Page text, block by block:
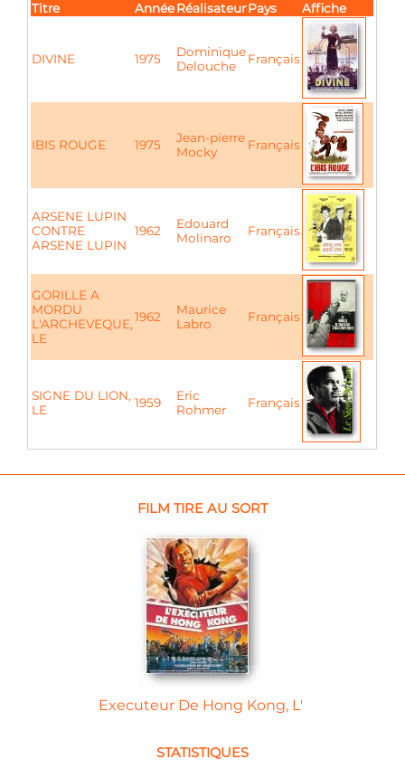
Titre AnnéeRéalisateurPays Affiche
DIVINE 1975
Dominique
Delouche
Français
IBIS ROUGE 1975
Jean-pierre
Mocky
Français
ARSENE LUPIN
CONTRE
ARSENE LUPIN
1962
Edouard
Molinaro
Français
GORILLE A
MORDU
L'ARCHEVEQUE,
LE
1962
Maurice
Labro
Français
SIGNE DU LION,
LE
1959
Eric
Rohmer
Français
FILM TIRE AU SORT
Executeur De Hong Kong, L'
STATISTIQUES